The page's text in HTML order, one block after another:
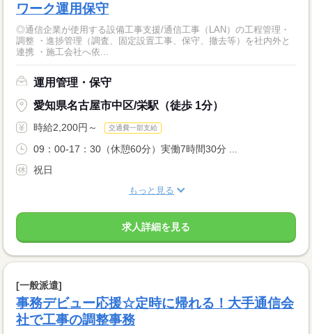
ワーク運用保守
◎通信企業が使用する設備工事支援/通信工事（LAN）の工程管理・
調整 ・進捗管理（調査、固定設置工事、保守、撤去等）を社内外と
連携 ・施工会社へ依...
運用管理・保守
愛知県名古屋市中区/栄駅（徒歩 1分）
時給2,200円～ 交通費一部支給
09：00-17：30（休憩60分）実働7時間30分 ...
祝日
もっと見る
求人詳細を見る
[一般派遣]
事務デビュー応援☆定時に帰れる！大手通信会
社で工事の調整事務